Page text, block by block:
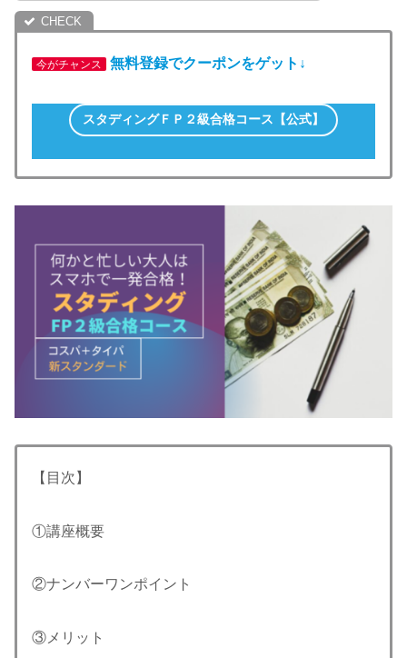
今がチャンス 無料登録でクーポンをゲット↓
スタディングＦＰ２級合格コース【公式】
【目次】
①講座概要
②ナンバーワンポイント
③メリット